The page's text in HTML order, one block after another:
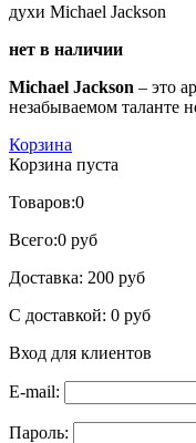
духи Michael Jackson
нет в наличии
Michael Jackson – это
незабываемом таланте
Корзина
Корзина пуста
Товаров:0
Всего:0 руб
Доставка: 200 руб
С доставкой: 0 руб
Вход для клиентов
E-mail:
Пароль: